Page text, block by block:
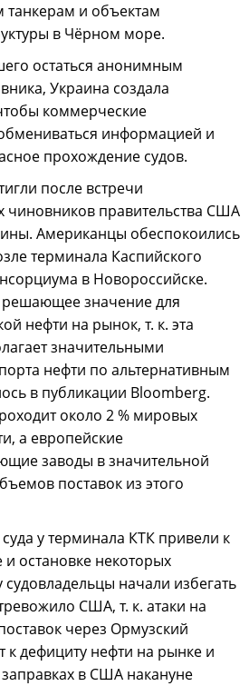
и объектам
в Чёрном море.
остаться анонимным
Украина создала
коммерческие
информацией и
прохождение судов.
после встречи
чиновников правительства США
Американцы обеспокоились
терминала Каспийского
в Новороссийске.
значение для
нефти на рынок, т. к. эта
значительными
нефти по альтернативным
в публикации Bloomberg.
около 2 % мировых
а европейские
заводы в значительной
поставок из этого
у терминала КТК привели к
остановке некоторых
начали избегать
США, т. к. атаки на
через Ормузский
к дефициту нефти на рынке и
в США накануне